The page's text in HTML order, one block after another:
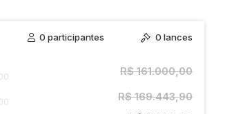
0participantes 0 lances
R$ 161.000,00
R$ 169.443,90